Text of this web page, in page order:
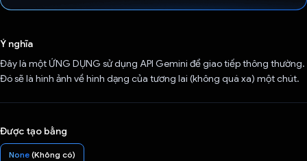
Ý nghĩa
Đây là một ỨNG DỤNG sử dụng API Gemini để giao tiếp thông thường.
Đó sẽ là hình ảnh về hình dạng của tương lai (không quá xa) một chút.
Được tạo bằng
None (Không có)